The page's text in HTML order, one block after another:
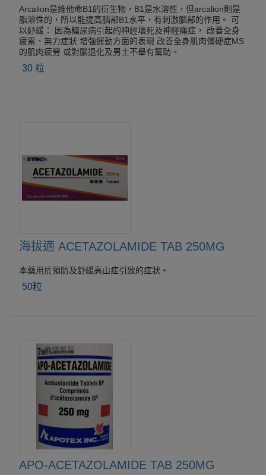
Arcalion是維他命B1的衍生物，B1是水溶性，但arcalion則是
脂溶性的，所以能提高腦部B1水平，有刺激腦部的作用。 可
以紓緩： 因為糖尿病引起的神經壞死及神經痛症， 改善全身
疲累、無力症狀 增強運動方面的表現 改善全身肌肉僵硬症MS
的肌肉疲勞 或對腦退化及男士不舉有幫助。
30 粒
海拔適 ACETAZOLAMIDE TAB 250MG
本藥用於預防及舒緩高山症引致的症狀。
50粒
APO-ACETAZOLAMIDE TAB 250MG